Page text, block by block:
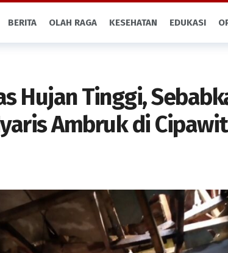
BERITA OLAH RAGA KESEHATAN EDUKASI
Hujan Tinggi,
Ambruk di